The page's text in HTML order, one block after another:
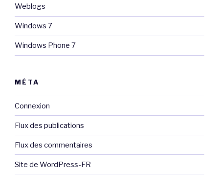
Weblogs
Windows 7
Windows Phone 7
MÉTA
Connexion
Flux des publications
Flux des commentaires
Site de WordPress-FR